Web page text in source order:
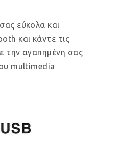
εύκολα και
και κάντε τις
την αγαπημένη σας
multimedia